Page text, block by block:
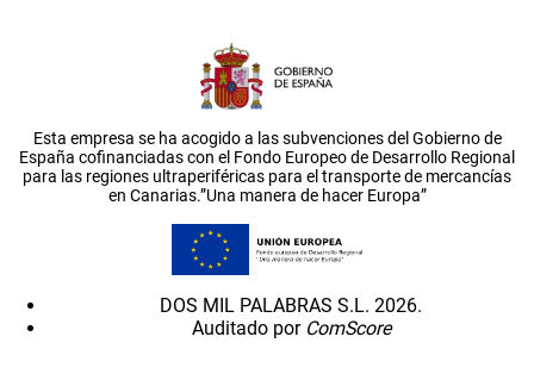
Esta empresa se ha acogido a las subvenciones del Gobierno de
España cofinanciadas con el Fondo Europeo de Desarrollo Regional
para las regiones ultraperiféricas para el transporte de mercancías
en Canarias.”Una manera de hacer Europa”
DOS MIL PALABRAS S.L. 2026.
Auditado por ComScore